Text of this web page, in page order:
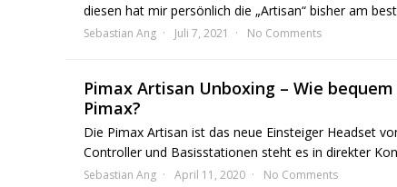
diesen hat mir persönlich die „Artisan“ bisher am
Sebastian Ang Juli 7, 2021 No Comments
Pimax Artisan Unboxing – Wie
Pimax?
Die Pimax Artisan ist das neue Einsteiger Headset
Controller und Basisstationen steht es in direkter
Sebastian Ang April 11, 2020 No Comments